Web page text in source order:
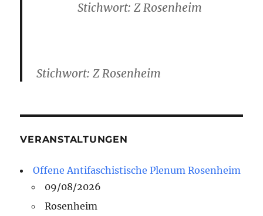
Stichwort: Z Rosenheim
Stichwort: Z Rosenheim
VERANSTALTUNGEN
Offene Antifaschistische Plenum Rosenheim
09/08/2026
Rosenheim